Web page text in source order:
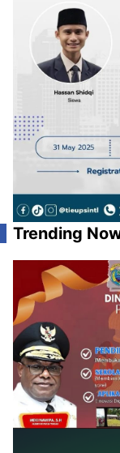
Trending